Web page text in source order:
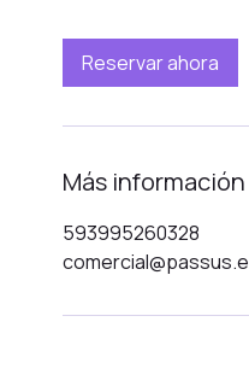
Reservar ahora
Más
593995260328